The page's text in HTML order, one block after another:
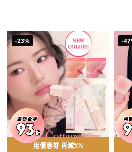
-23%
用優惠劵 再減5%
-